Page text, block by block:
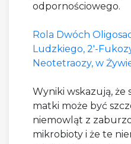
odpornościowego.
Rola Dwóch
Ludzkiego, 2'-
Neotetraozy, w
Wyniki wskazują, że
matki może być
niemowląt z
mikrobioty i że te